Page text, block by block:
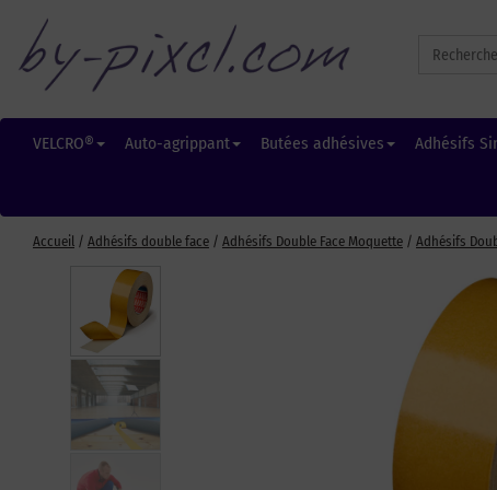
for:
VELCRO® Auto-agrippant Butées adhésives Adhésifs
Accueil / Adhésifs double face / Adhésifs Double Face Moquette / Adhésifs